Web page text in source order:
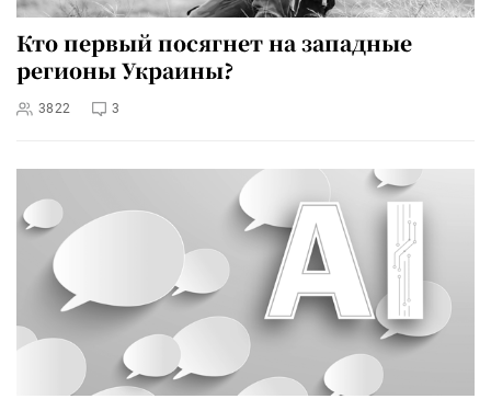
Кто первый посягнет на западные
регионы Украины?
3822 3